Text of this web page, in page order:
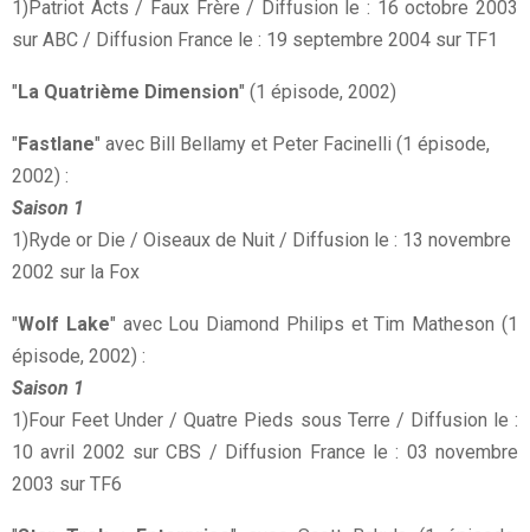
1)Patriot Acts / Faux Frère / Diffusion le : 16 octobre 2003
sur ABC / Diffusion France le : 19 septembre 2004 sur TF1
"La Quatrième Dimension" (1 épisode, 2002)
"Fastlane" avec Bill Bellamy et Peter Facinelli (1 épisode,
2002) :
Saison 1
1)Ryde or Die / Oiseaux de Nuit / Diffusion le : 13 novembre
2002 sur la Fox
"Wolf Lake" avec Lou Diamond Philips et Tim Matheson (1
épisode, 2002) :
Saison 1
1)Four Feet Under / Quatre Pieds sous Terre / Diffusion le :
10 avril 2002 sur CBS / Diffusion France le : 03 novembre
2003 sur TF6